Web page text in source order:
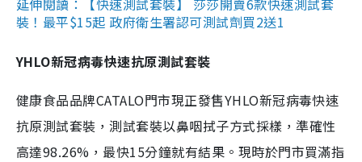
延伸閱讀：【快速測試套裝】 莎莎開賣6款快速測試套
裝！最平$15起 政府衛生署認可測試劑買2送1
YHLO新冠病毒快速抗原測試套裝
健康食品品牌CATALO門市現正發售YHLO新冠病毒快速
抗原測試套裝，測試套裝以鼻咽拭子方式採樣，準確性
高達98.26%，最快15分鐘就有結果。現時於門市買滿指